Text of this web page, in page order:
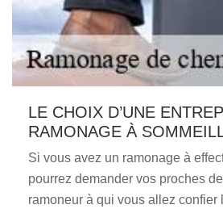
LE CHOIX D’UNE
RAMONAGE À
Si vous avez un ramonage à
pourrez demander vos proches
ramoneur à qui vous allez confier